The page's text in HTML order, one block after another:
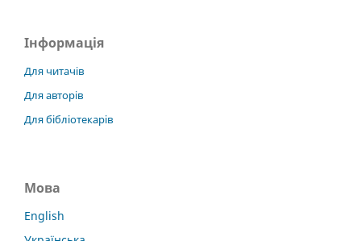
Інформація
Для читачів
Для авторів
Для бібліотекарів
Мова
English